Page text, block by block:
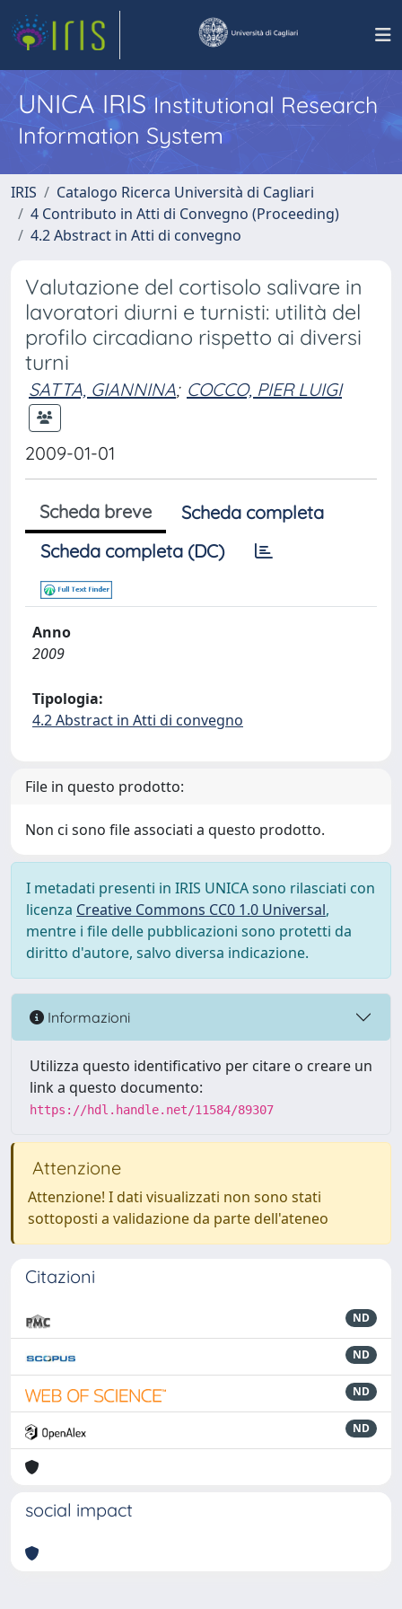
UNICA IRISInstitutional Research
Information System
IRIS
Catalogo Ricerca Università di Cagliari
4 Contributo in Atti di Convegno (Proceeding)
4.2 Abstract in Atti di convegno
Valutazione del cortisolo salivare in
lavoratori diurni e turnisti: utilità del
profilo circadiano rispetto ai diversi
turni
SATTA, GIANNINA; COCCO, PIER LUIGI
2009-01-01
Scheda breve
Scheda completa
Scheda completa (DC)
Anno
2009
Tipologia:
4.2 Abstract in Atti di convegno
File in questo prodotto:
Non ci sono file associati a questo prodotto.
I metadati presenti in IRIS UNICA sono rilasciati con
licenza Creative Commons CC0 1.0 Universal,
mentre i file delle pubblicazioni sono protetti da
diritto d'autore, salvo diversa indicazione.
Informazioni
Utilizza questo identificativo per citare o creare un
link a questo documento:
https://hdl.handle.net/11584/89307
Attenzione
Attenzione! I dati visualizzati non sono stati
sottoposti a validazione da parte dell'ateneo
Citazioni
ND
ND
ND
ND
social impact